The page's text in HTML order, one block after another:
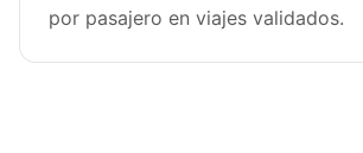
por pasajero en viajes validados.